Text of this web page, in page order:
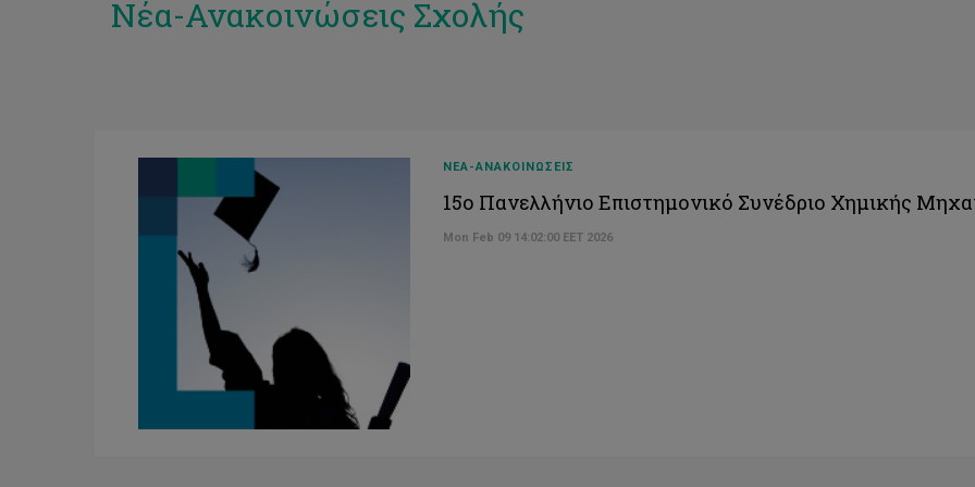
Νέα-Ανακοινώσεις Σχολής
ΝΕΑ-ΑΝΑΚΟΙΝΩΣΕΙΣ
15ο Πανελλήνιο Επιστημονικό Συνέδριο Χημικής
Mon Feb 09 14:02:00 EET 2026